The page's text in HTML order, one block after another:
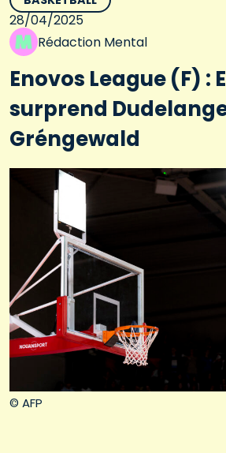
© AFP
28/04/2025
Rédaction Mental
Enovos League (F) :
surprend
Gréngewald